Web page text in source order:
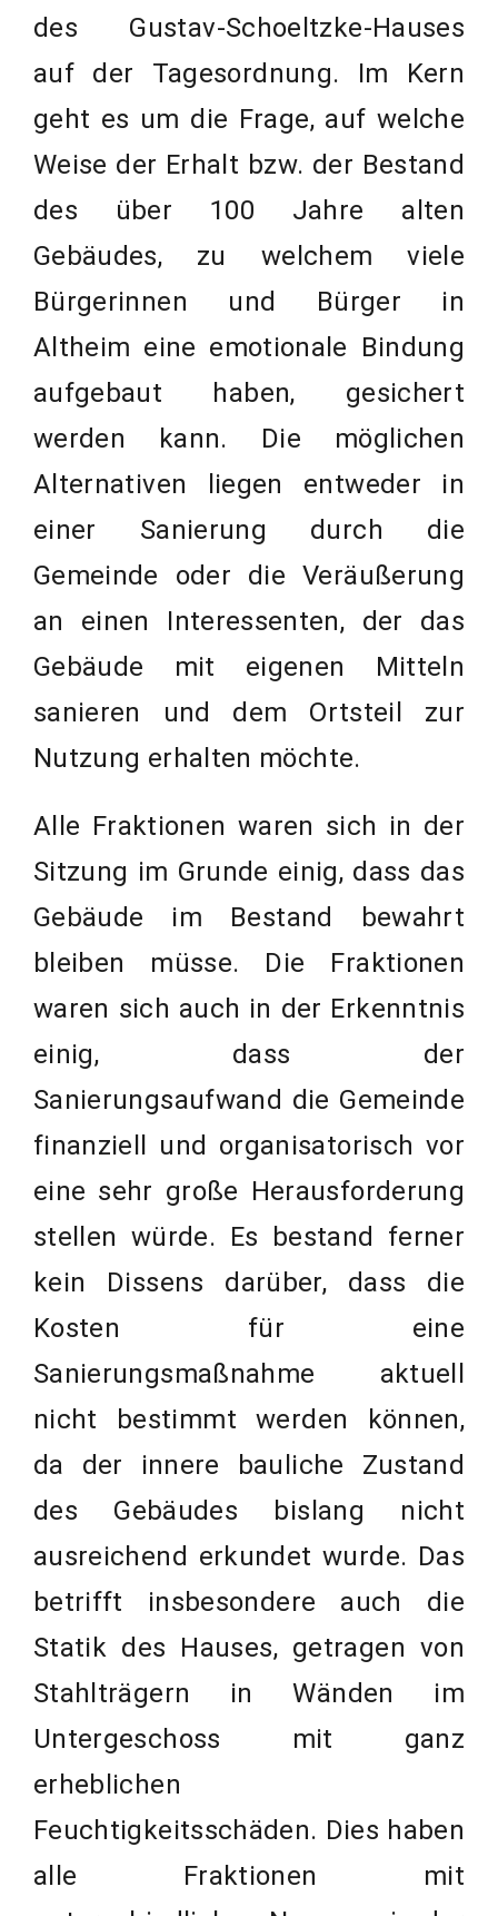
des Gustav-Schoeltzke-Hauses
auf der Tagesordnung. Im Kern
geht es um die Frage, auf welche
Weise der Erhalt bzw. der Bestand
des über 100 Jahre alten
Gebäudes, zu welchem viele
Bürgerinnen und Bürger in
Altheim eine emotionale Bindung
aufgebaut haben, gesichert
werden kann. Die möglichen
Alternativen liegen entweder in
einer Sanierung durch die
Gemeinde oder die Veräußerung
an einen Interessenten, der das
Gebäude mit eigenen Mitteln
sanieren und dem Ortsteil zur
Nutzung erhalten möchte.
Alle Fraktionen waren sich in der
Sitzung im Grunde einig, dass das
Gebäude im Bestand bewahrt
bleiben müsse. Die Fraktionen
waren sich auch in der Erkenntnis
einig, dass der
Sanierungsaufwand die Gemeinde
finanziell und organisatorisch vor
eine sehr große Herausforderung
stellen würde. Es bestand ferner
kein Dissens darüber, dass die
Kosten für eine
Sanierungsmaßnahme aktuell
nicht bestimmt werden können,
da der innere bauliche Zustand
des Gebäudes bislang nicht
ausreichend erkundet wurde. Das
betrifft insbesondere auch die
Statik des Hauses, getragen von
Stahlträgern in Wänden im
Untergeschoss mit ganz
erheblichen
Feuchtigkeitsschäden. Dies haben
alle Fraktionen mit